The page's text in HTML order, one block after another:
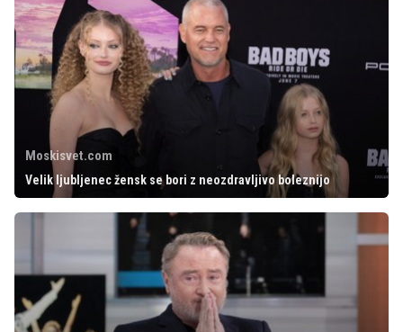
Moskisvet.com
Velik ljubljenec žensk se bori z neozdravljivo boleznijo